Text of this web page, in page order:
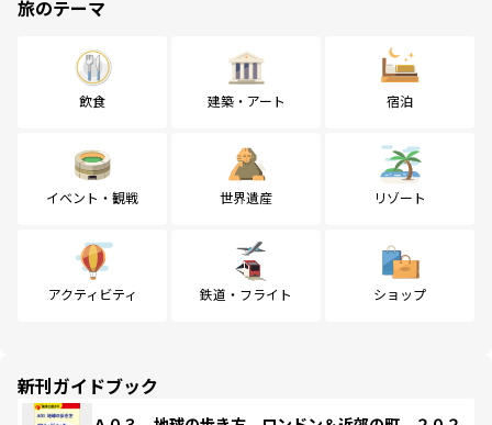
旅のテーマ
飲食 建築・アート 宿泊
イベント・観戦 世界遺産 リゾート
アクティビティ 鉄道・フライト ショップ
新刊ガイドブック